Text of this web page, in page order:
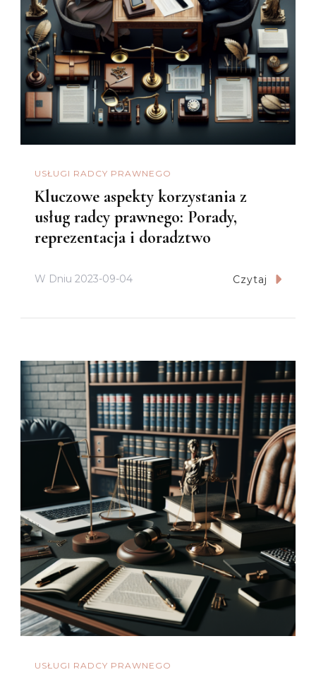
USŁUGI RADCY PRAWNEGO
Kluczowe aspekty korzystania z
usług radcy prawnego: Porady,
reprezentacja i doradztwo
W Dniu 2023-09-04 Czytaj
USŁUGI RADCY PRAWNEGO